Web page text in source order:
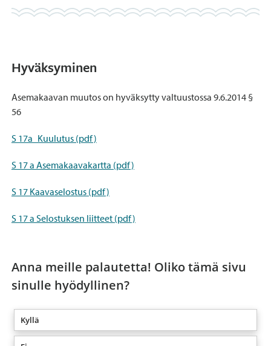
Hyväksyminen
Asemakaavan muutos on hyväksytty valtuustossa 9.6.2014 §
56
S 17a_Kuulutus (pdf)
S 17 a Asemakaavakartta (pdf)
S 17 Kaavaselostus (pdf)
S 17 a Selostuksen liitteet (pdf)
Anna meille palautetta! Oliko tämä sivu
sinulle hyödyllinen?
Kyllä